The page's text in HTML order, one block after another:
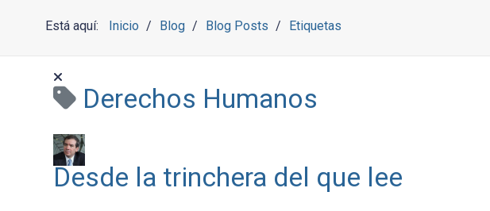
Está aquí: Inicio Blog Blog Posts Etiquetas
Derechos Humanos
Desde la trinchera del que lee